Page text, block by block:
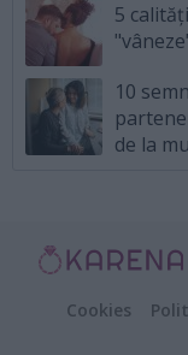
5
10
de la
Cookies